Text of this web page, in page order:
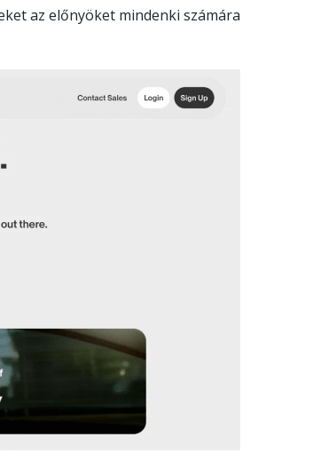
az előnyöket mindenki számára